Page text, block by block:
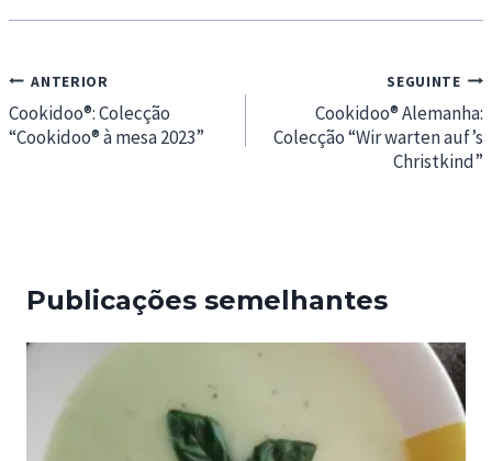
Navegação
de
artigos
ANTERIOR
Cookidoo®: Colecção
“Cookidoo® à mesa 2023”
SEGUINTE
Cookidoo® Alemanha:
Colecção “Wir warten auf’s
Christkind”
Publicações semelhantes